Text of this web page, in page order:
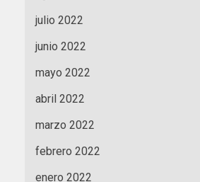
julio 2022
junio 2022
mayo 2022
abril 2022
marzo 2022
febrero 2022
enero 2022